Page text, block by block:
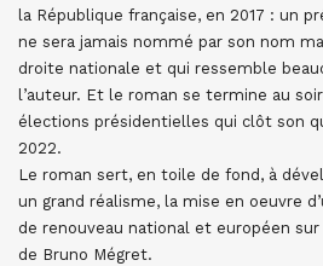
la République française, en 2017 : un
ne sera jamais nommé par son nom
droite nationale et qui ressemble
l’auteur. Et le roman se termine au
élections présidentielles qui clôt son
2022.
Le roman sert, en toile de fond, à
un grand réalisme, la mise en oeuvre
de renouveau national et européen sur
de Bruno Mégret.